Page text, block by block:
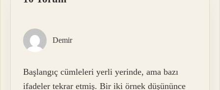
Demir
Başlangıç cümleleri yerli yerinde, ama bazı
ifadeler tekrar etmiş. Bir iki örnek düşününce